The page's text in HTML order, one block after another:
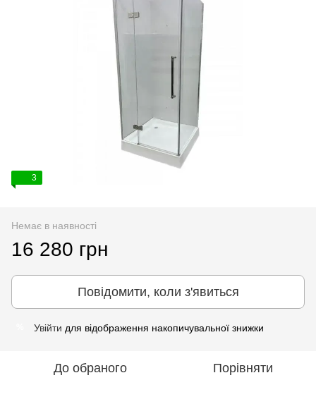
3
Немає в наявності
16 280 грн
Повідомити, коли з'явиться
Увійти для відображення накопичувальної знижки
До обраного Порівняти